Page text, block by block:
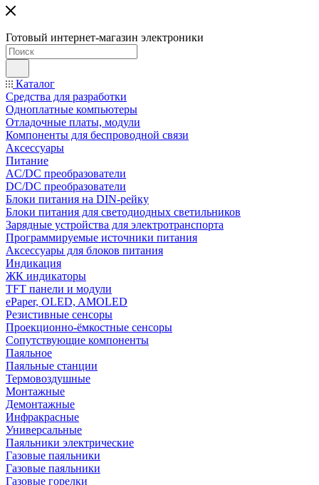
Готовый интернет-магазин электроники
Каталог
Средства для разработки
Одноплатные компьютеры
Отладочные платы, модули
Компоненты для беспроводной связи
Аксессуары
Питание
AC/DC преобразователи
DC/DC преобразователи
Блоки питания на DIN-рейку
Блоки питания для светодиодных светильников
Зарядные устройства для электротранспорта
Программируемые источники питания
Аксессуары для блоков питания
Индикация
ЖК индикаторы
TFT панели и модули
ePaper, OLED, AMOLED
Резистивные сенсоры
Проекционно-ёмкостные сенсоры
Сопутствующие компоненты
Паяльное
Паяльные станции
Термовоздушные
Монтажные
Демонтажные
Инфракрасные
Универсальные
Паяльники электрические
Газовые паяльники
Газовые паяльники
Газовые горелки